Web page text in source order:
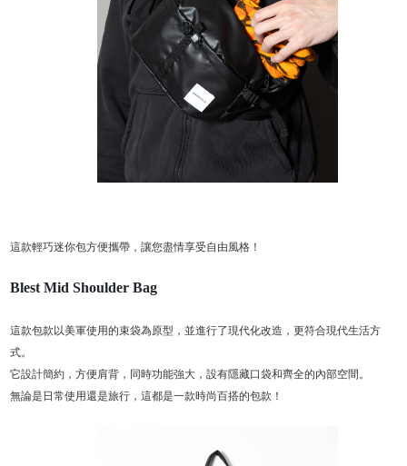
這款輕巧迷你包方便攜帶，讓您盡情享受自由風格！
Blest Mid Shoulder Bag
這款包款以美軍使用的束袋為原型，並進行了現代化改造，更符合現代生活方
式。
它設計簡約，方便肩背，同時功能強大，設有隱藏口袋和齊全的內部空間。
無論是日常使用還是旅行，這都是一款時尚百搭的包款！